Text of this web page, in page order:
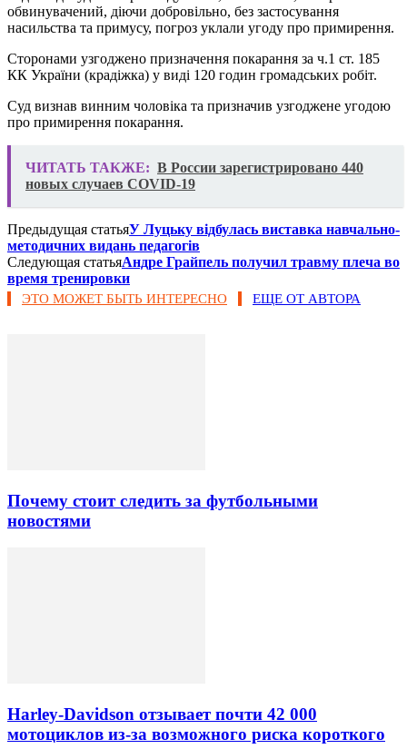
обвинувачений, діючи добровільно, без застосування
насильства та примусу, погроз уклали угоду про примирення.
Сторонами узгоджено призначення покарання за ч.1 ст. 185
КК України (крадіжка) у виді 120 годин громадських робіт.
Суд визнав винним чоловіка та призначив узгоджене угодою
про примирення покарання.
ЧИТАТЬ ТАКЖЕ: В России зарегистрировано 440
новых случаев COVID-19
Предыдущая статьяУ Луцьку відбулась виставка навчально-
методичних видань педагогів
Следующая статьяАндре Грайпель получил травму плеча во
время тренировки
ЭТО МОЖЕТ БЫТЬ ИНТЕРЕСНО ЕЩЕ ОТ АВТОРА
Почему стоит следить за футбольными
новостями
Harley-Davidson отзывает почти 42 000
мотоциклов из-за возможного риска короткого